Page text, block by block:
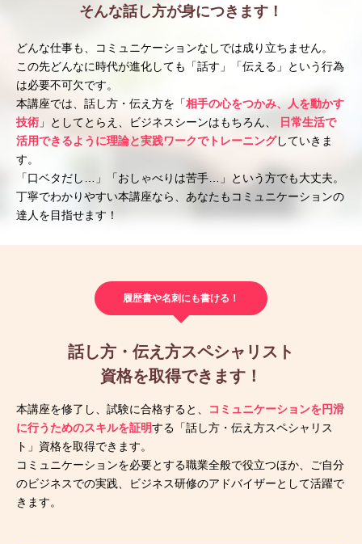
そんな話し方が身につきます！
どんな仕事も、コミュニケーションなしでは成り立ちません。
この先どんなに時代が進化しても「話す」「伝える」という行為
は必要不可欠です。
本講座では、話し方・伝え方を「相手の心をつかみ、人を動かす
技術 」としてとらえ、ビジネスシーンはもちろん、
日常生活で
活用できるように理論と実践ワークでトレーニングしていきま
す。
「口ベタだし…」「おしゃべりは苦手…」という方でも大丈夫。
丁寧でわかりやすい本講座なら、あなたもコミュニケーションの
達人を目指せます！
履歴書や名刺にも書ける！
話し方・伝え方スペシャリスト
資格を取得できます！
本講座を修了し、試験に合格すると、
コミュニケーションを円滑
に行うためのスキルを証明する「話し方・伝え方スペシャリス
ト」資格を取得できます。
コミュニケーションを必要とする職業全般で役立つほか、ご自分
のビジネスでの実践、ビジネス研修のアドバイザーとして活躍で
きます。